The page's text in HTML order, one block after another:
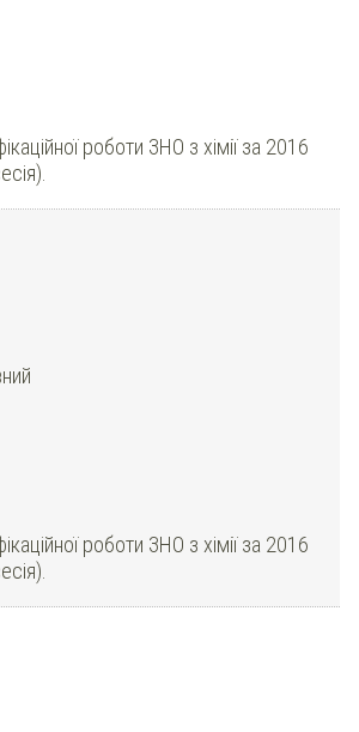
роботи ЗНО з хімії за 2016
роботи ЗНО з хімії за 2016